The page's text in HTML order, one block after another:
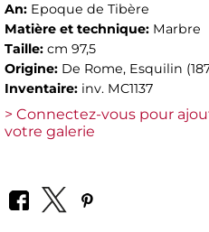
An: Epoque de Tibère
Matière et technique: Marbre
Taille: cm 97,5
Origine: De Rome, Esquilin
Inventaire: inv. MC1137
> Connectez-vous pour
votre galerie